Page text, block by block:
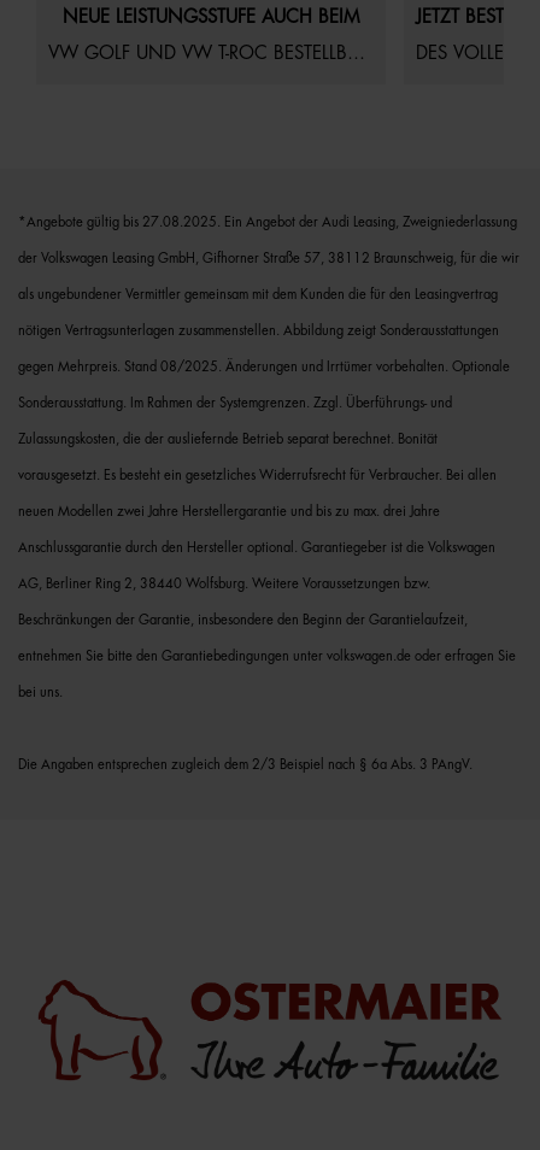
NEUE LEISTUNGSSTUFE AUCH BEIM
VW GOLF UND VW T-ROC BESTELLBAR!
DES
*Angebote gültig bis 27.08.2025. Ein Angebot der Audi Leasing, Zweigniederlassung
der Volkswagen Leasing GmbH, Gifhorner Straße 57, 38112 Braunschweig, für die wir
als ungebundener Vermittler gemeinsam mit dem Kunden die für den Leasingvertrag
nötigen Vertragsunterlagen zusammenstellen. Abbildung zeigt Sonderausstattungen
gegen Mehrpreis. Stand 08/2025. Änderungen und Irrtümer vorbehalten. Optionale
Sonderausstattung. Im Rahmen der Systemgrenzen. Zzgl. Überführungs- und
Zulassungskosten, die der ausliefernde Betrieb separat berechnet. Bonität
vorausgesetzt. Es besteht ein gesetzliches Widerrufsrecht für Verbraucher. Bei allen
neuen Modellen zwei Jahre Herstellergarantie und bis zu max. drei Jahre
Anschlussgarantie durch den Hersteller optional. Garantiegeber ist die Volkswagen
AG, Berliner Ring 2, 38440 Wolfsburg. Weitere Voraussetzungen bzw.
Beschränkungen der Garantie, insbesondere den Beginn der Garantielaufzeit,
entnehmen Sie bitte den Garantiebedingungen unter volkswagen.de oder erfragen Sie
bei uns.
Die Angaben entsprechen zugleich dem 2/3 Beispiel nach § 6a Abs. 3 PAngV.